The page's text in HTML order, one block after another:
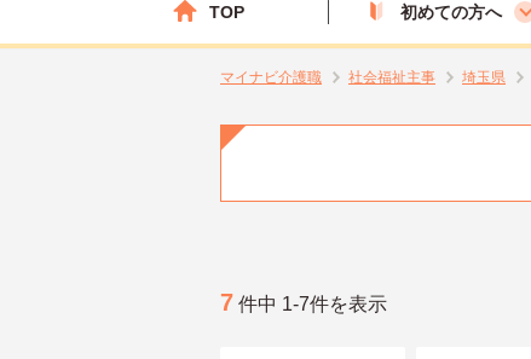
TOP 初めての方へ
マイナビ介護職 社会福祉主事 埼玉県
7 件中 1-7件を表示